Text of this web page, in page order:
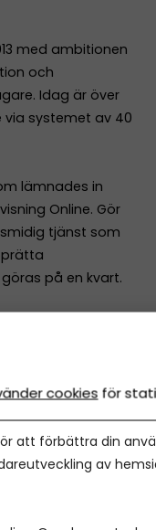
med ambitionen
och
Idag är över
via systemet av 40
lämnades in
Online. Gör
tjänst som
på en kvart.
cookies för
att förbättra din
av